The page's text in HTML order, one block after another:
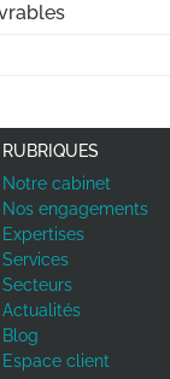
RUBRIQUES
Notre cabinet
Nos engagements
Expertises
Services
Secteurs
Actualités
Blog
Espace client